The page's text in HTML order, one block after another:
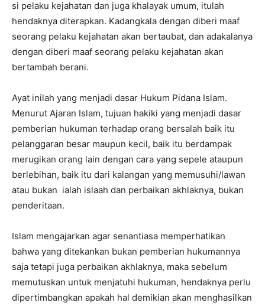
si pelaku kejahatan dan juga khalayak umum, itulah
hendaknya diterapkan. Kadangkala dengan diberi maaf
seorang pelaku kejahatan akan bertaubat, dan adakalanya
dengan diberi maaf seorang pelaku kejahatan akan
bertambah berani.
Ayat inilah yang menjadi dasar Hukum Pidana Islam.
Menurut Ajaran Islam, tujuan hakiki yang menjadi dasar
pemberian hukuman terhadap orang bersalah baik itu
pelanggaran besar maupun kecil, baik itu berdampak
merugikan orang lain dengan cara yang sepele ataupun
berlebihan, baik itu dari kalangan yang memusuhi/lawan
atau bukan ialah islaah dan perbaikan akhlaknya, bukan
penderitaan.
Islam mengajarkan agar senantiasa memperhatikan
bahwa yang ditekankan bukan pemberian hukumannya
saja tetapi juga perbaikan akhlaknya, maka sebelum
memutuskan untuk menjatuhi hukuman, hendaknya perlu
dipertimbangkan apakah hal demikian akan menghasilkan